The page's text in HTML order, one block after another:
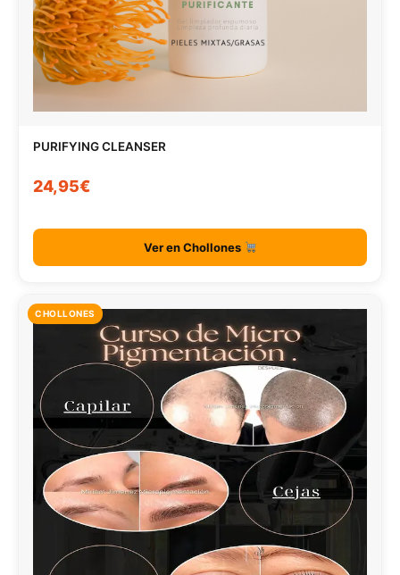
PURIFYING CLEANSER
24,95€
Ver en Chollones
CHOLLONES